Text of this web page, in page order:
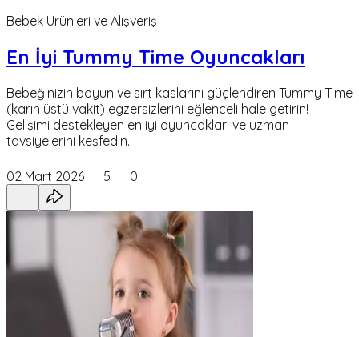
Bebek Ürünleri ve Alışveriş
En İyi Tummy Time Oyuncakları
Bebeğinizin boyun ve sırt kaslarını güçlendiren Tummy Time
(karın üstü vakit) egzersizlerini eğlenceli hale getirin!
Gelişimi destekleyen en iyi oyuncakları ve uzman
tavsiyelerini keşfedin.
02 Mart 2026 5 0